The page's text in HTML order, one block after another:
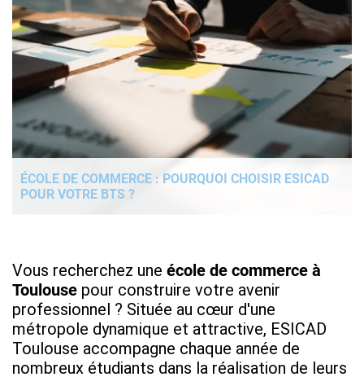
ÉCOLE DE COMMERCE : POURQUOI CHOISIR ESICAD
POUR VOTRE BTS ?
Vous recherchez une école de commerce à
Toulouse pour construire votre avenir
professionnel ? Située au cœur d'une
métropole dynamique et attractive, ESICAD
Toulouse accompagne chaque année de
nombreux étudiants dans la réalisation de leurs